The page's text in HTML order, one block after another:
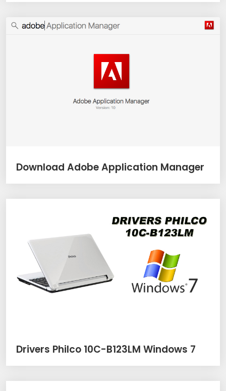
Download Adobe Application Manager
Drivers Philco 10C-B123LM Windows 7